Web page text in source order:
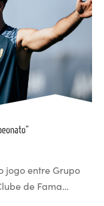
jogo entre Grupo
de Fama…